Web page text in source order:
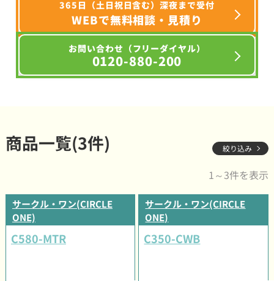
365日（土日祝日含む）深夜まで受付
WEBで無料相談・見積り
お問い合わせ（フリーダイヤル）
0120-880-200
商品一覧(3件) 絞り込み
1～3件を表示
サークル・ワン(CIRCLE
ONE)
C580-MTR
サークル・ワン(CIRCLE
ONE)
C350-CWB